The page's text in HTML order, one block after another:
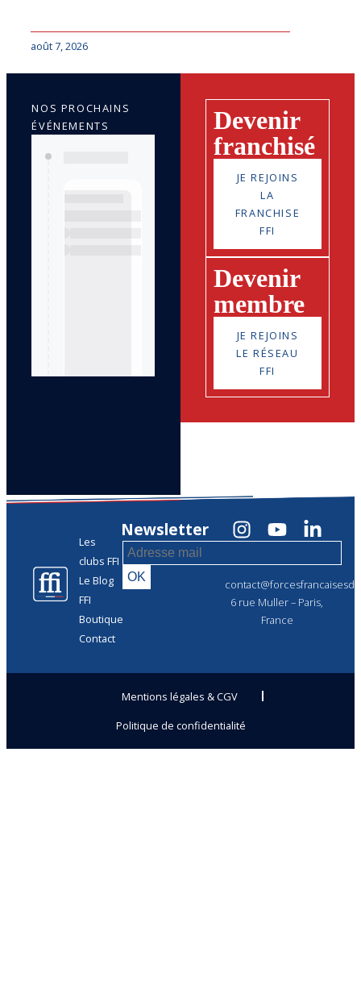
août 7, 2026
Devenir
franchisé
JE REJOINS
LA
FRANCHISE
FFI
Devenir
membre
JE REJOINS
LE RÉSEAU
FFI
NOS PROCHAINS
ÉVÉNEMENTS
Les
clubs FFI
Le Blog
FFI
Boutique
Contact
6 rue Muller – Paris,
France
Newsletter
Mentions légales & CGV
Politique de confidentialité